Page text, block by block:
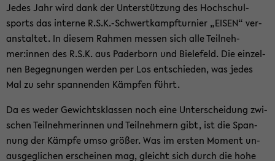
Jedes Jahr wird dank der Un­ter­stüt­zung des Hoch­schul­
sports das in­ter­ne R.S.K.-​Schwertkampfturnier „EISEN“ ver­
an­stal­tet. In die­sem Rah­men mes­sen sich alle Teil­neh­
mer:innen des R.S.K. aus Pa­der­born und Bie­le­feld. Die ein­zel­
nen Be­geg­nun­gen wer­den per Los ent­schie­den, was jedes
Mal zu sehr span­nen­den Kämp­fen führt.
Da es weder Ge­wichts­klas­sen noch eine Un­ter­schei­dung zwi­
schen Teil­neh­me­rin­nen und Teil­neh­mern gibt, ist die Span­
nung der Kämp­fe umso grö­ßer. Was im ers­ten Mo­ment un­
aus­ge­gli­chen er­schei­nen mag, gleicht sich durch die hohe